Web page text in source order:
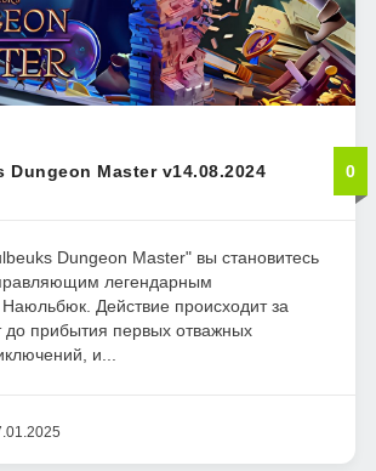
Dungeon Master v14.08.2024 0
Dungeon Master" вы становитесь
легендарным
Действие происходит за
до прибытия первых отважных
и...